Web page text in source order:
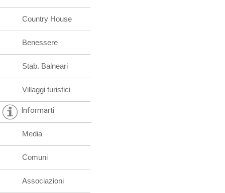
Country House
Benessere
Stab. Balneari
Villaggi turistici
Informarti
Media
Comuni
Associazioni